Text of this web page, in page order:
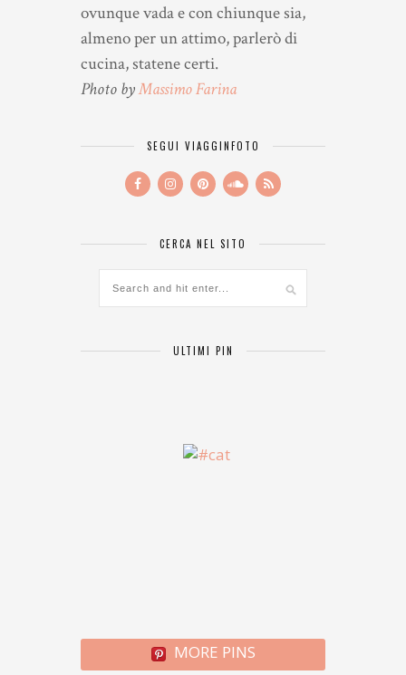
ovunque vada e con chiunque sia,
almeno per un attimo, parlerò di
cucina, statene certi.
Photo byMassimo Farina
SEGUI VIAGGINFOTO
CERCA NEL SITO
ULTIMI PIN
MORE PINS